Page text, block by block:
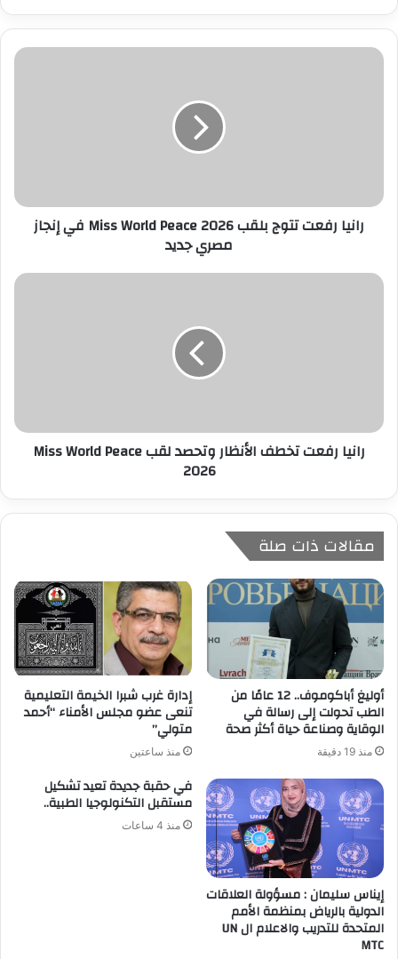
ر
د
ر
رانيا رفعت تتوج بلقب Miss World Peace 2026 في إنجاز
مصري جديد
رانيا رفعت تخطف الأنظار وتحصد لقب Miss World Peace
2026
مقالات ذات صلة
أوليغ أباكوموف.. 12 عامًا من
الطب تحولت إلى رسالة في
الوقاية وصناعة حياة أكثر صحة
منذ 19 دقيقة
إدارة غرب شبرا الخيمة التعليمية
تنعى عضو مجلس الأمناء “أحمد
متولي”
منذ ساعتين
إيناس سليمان : مسؤولة العلاقات
الدولية بالرياض بمنظمة الأمم
المتحدة للتدريب والاعلام ال UN
MTC
في حقبة جديدة تعيد تشكيل
مستقبل التكنولوجيا الطبية..
منذ 4 ساعات